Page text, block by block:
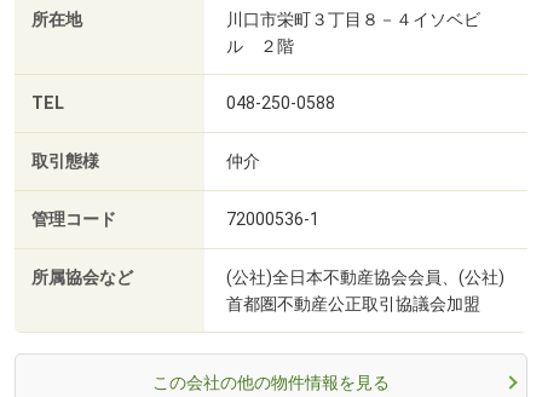
所在地
川口市栄町３丁目８－４イソベビ
ル ２階
TEL 048-250-0588
取引態様 仲介
管理コード 72000536-1
所属協会など
(公社)全日本不動産協会会員、(公社)
首都圏不動産公正取引協議会加盟
この会社の他の物件情報を見る